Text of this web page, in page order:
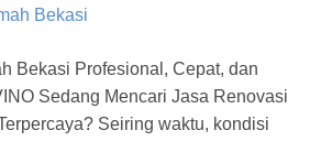
Bekasi Profesional, Cepat, dan
Sedang Mencari Jasa Renovasi
Seiring waktu, kondisi